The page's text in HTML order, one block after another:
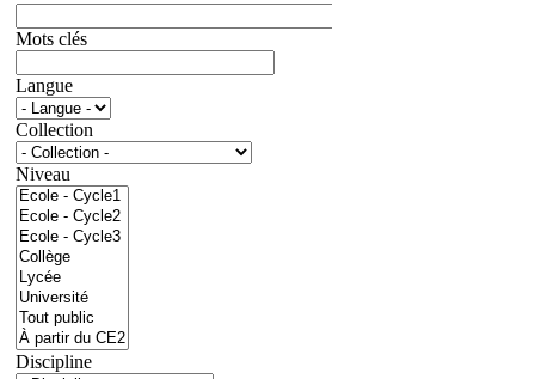
Mots clés
Langue
Collection
Niveau
Discipline